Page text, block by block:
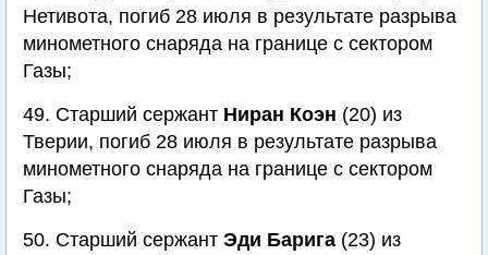
Нетивота, погиб 28 июля в результате разрыва
минометного снаряда на границе с сектором
Газы;
49. Старший сержант Ниран Коэн (20) из
Тверии, погиб 28 июля в результате разрыва
минометного снаряда на границе с сектором
Газы;
50. Старший сержант Эди Барига (23) из